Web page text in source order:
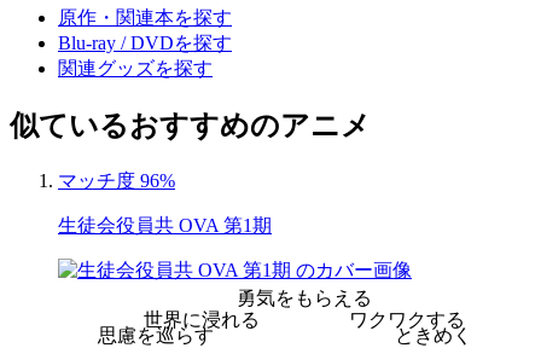
原作・関連本を探す
Blu-ray / DVDを探す
関連グッズを探す
似ているおすすめのアニメ
マッチ度 96%
生徒会役員共 OVA 第1期
勇気をもらえる
ワクワクする
ときめく
思慮を巡らす
世界に浸れる